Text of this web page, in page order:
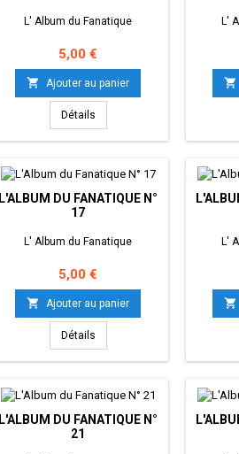
L' Album du Fanatique
Prix
5,00 €
 Ajouter au panier
Détails
L'

L'ALBUM DU FANATIQUE N°
17
L' Album du Fanatique
Prix
5,00 €
 Ajouter au panier
Détails
L'

L'ALBUM DU FANATIQUE N°
21